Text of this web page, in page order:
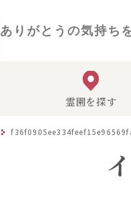
ありがとうの気持ち
霊園を探す